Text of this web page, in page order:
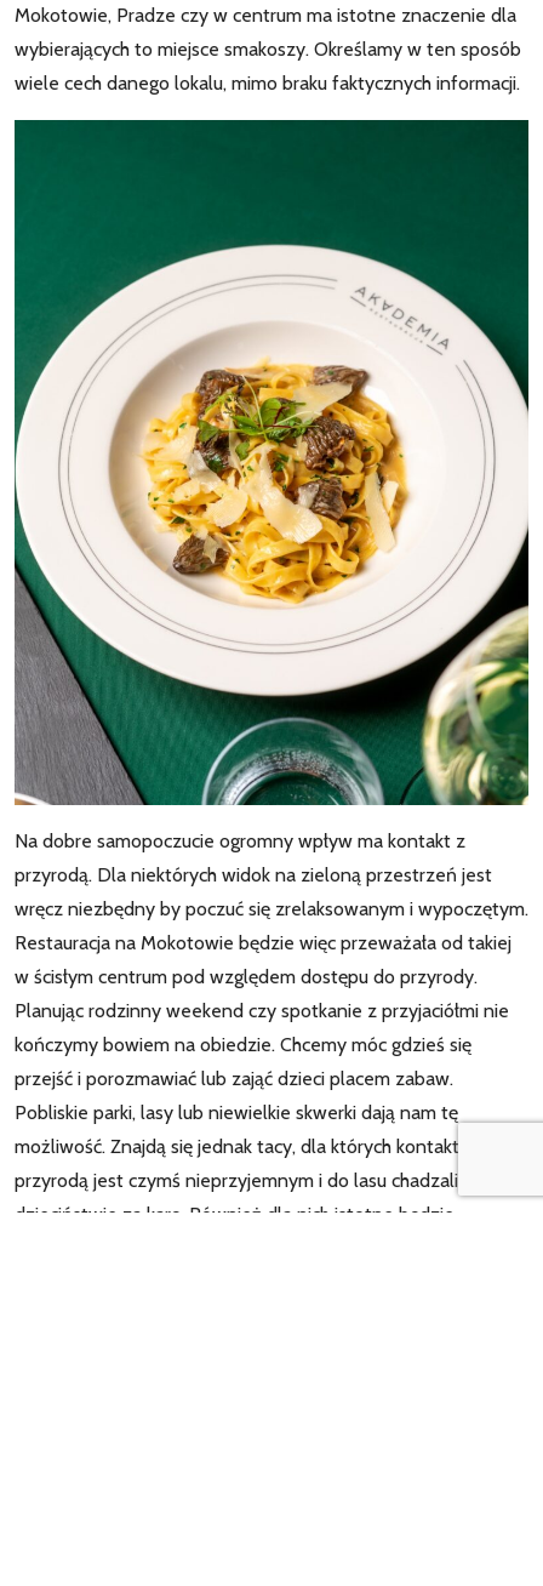
Mokotowie, Pradze czy w centrum ma istotne znaczenie dla
wybierających to miejsce smakoszy. Określamy w ten sposób
wiele cech danego lokalu, mimo braku faktycznych informacji.
Na dobre samopoczucie ogromny wpływ ma kontakt z
przyrodą. Dla niektórych widok na zieloną przestrzeń jest
wręcz niezbędny by poczuć się zrelaksowanym i wypoczętym.
Restauracja na Mokotowie będzie więc przeważała od takiej
w ścisłym centrum pod względem dostępu do przyrody.
Planując rodzinny weekend czy spotkanie z przyjaciółmi nie
kończymy bowiem na obiedzie. Chcemy móc gdzieś się
przejść i porozmawiać lub zająć dzieci placem zabaw.
Pobliskie parki, lasy lub niewielkie skwerki dają nam tę
możliwość. Znajdą się jednak tacy, dla których kontakt z
przyrodą jest czymś nieprzyjemnym i do lasu chadzali w
dzieciństwie za karę. Również dla nich istotne będzie